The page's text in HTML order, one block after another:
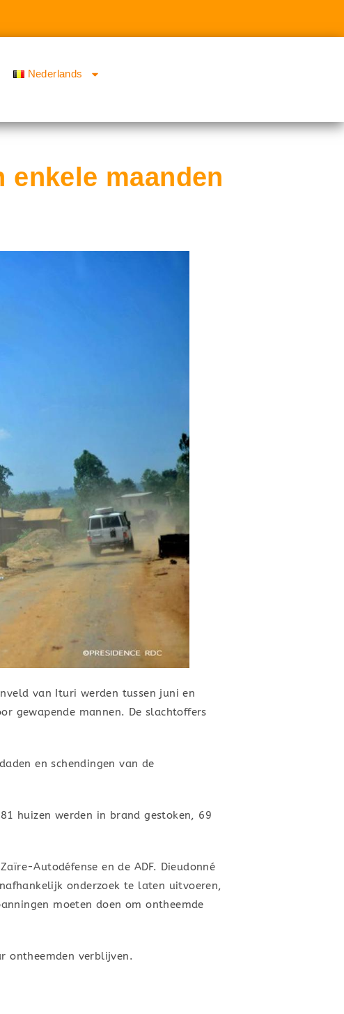
Nederlands
maanden
van Ituri werden tussen juni en
gewapende mannen. De slachtoffers
en schendingen van de
huizen werden in brand gestoken, 69
Autodéfense en de ADF. Dieudonné
onderzoek te laten uitvoeren,
moeten doen om ontheemde
ontheemden verblijven.